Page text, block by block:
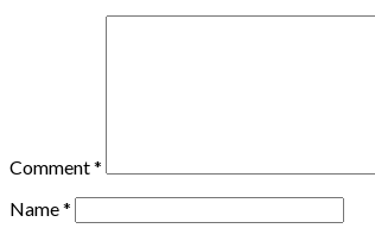
Comment*
Name*